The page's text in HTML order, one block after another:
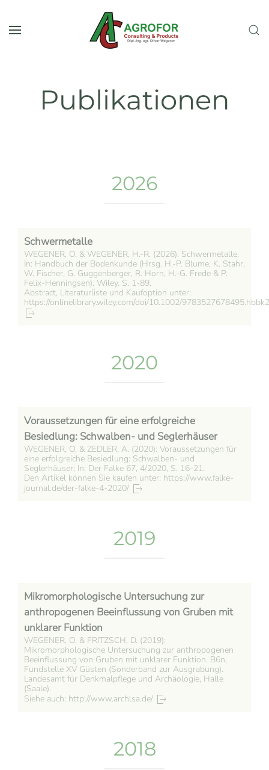
Zum Hauptinhalt springen
Publikationen
2026
Schwermetalle
WEGENER, O. & WEGENER, H.-R. (2026). Schwermetalle.
In: Handbuch der Bodenkunde (Hrsg. H.-P. Blume, K. Stahr,
W. Fischer, G. Guggenberger, R. Horn, H.-G. Frede & P.
Felix-Henningsen). Wiley. S. 1-89.
Abstract, Literaturliste und Kaufoption unter:
https://onlinelibrary.wiley.com/doi/10.1002/
2020
Voraussetzungen für eine erfolgreiche
Besiedlung: Schwalben- und Seglerhäuser
WEGENER, O. & ZEDLER, A. (2020): Voraussetzungen für
eine erfolgreiche Besiedlung: Schwalben- und
Seglerhäuser; In: Der Falke 67, 4/2020, S. 16-21.
Den Artikel können Sie kaufen unter: https://www.falke-
journal.de/der-falke-4-2020/
2019
Mikromorphologische Untersuchung zur
anthropogenen Beeinflussung von Gruben mit
unklarer Funktion
WEGENER, O. & FRITZSCH, D. (2019):
Mikromorphologische Untersuchung zur anthropogenen
Beeinflussung von Gruben mit unklarer Funktion. B6n,
Fundstelle XV Güsten (Sonderband zur Ausgrabung).
Landesamt für Denkmalpflege und Archäologie, Halle
(Saale).
Siehe auch: http://www.archlsa.de/
2018